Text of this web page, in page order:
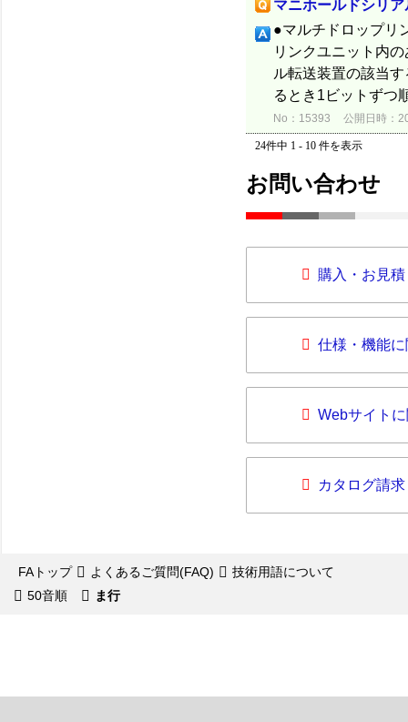
マニホールドシリ
●マルチドロップリ
リンクユニット内
ル転送装置の該当
るとき1ビットずつ
No：15393 公開日時：
24件中 1 - 10 件を表示
お問い合わせ
購入・お見
仕様・機能
Webサイト
カタログ請求
FAトップ よくあるご質問(FAQ)
技術用語について
50音順
ま行